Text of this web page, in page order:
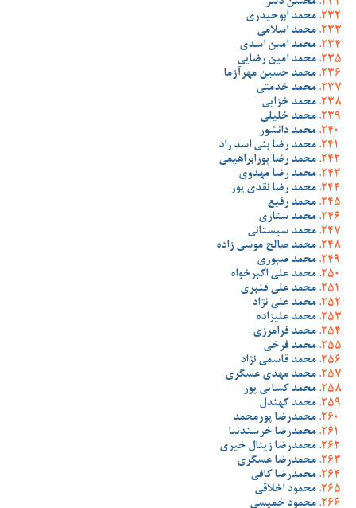
محسن دلیر
محمد ابوحیدری
محمد اسلامی
محمد امین اسدی
محمد امین رضایی
محمد حسین مهرآزما
محمد خدمتی
محمد خزایی
محمد خلیلی
محمد دانشور
محمد رضا بنی اسد راد
محمد رضا پورابراهیمی
محمد رضا مهدوی
محمد رضا نقدی پور
محمد رفیع
محمد ستاری
محمد سیستانی
محمد صالح موسی زاده
محمد صبوری
محمد علی اکبرخواه
محمد علی قنبری
محمد علی نژاد
محمد علیزاده
محمد فرامرزی
محمد فرخی
محمد قاسمی نژاد
محمد مهدی عسگری
محمد کسایی پور
محمد کهندل
محمدرضا پورمحمد
محمدرضا خرسندنیا
محمدرضا زینال خیری
محمدرضا عسگری
محمدرضا کافی
محمود اخلاقی
محمود خمیسی